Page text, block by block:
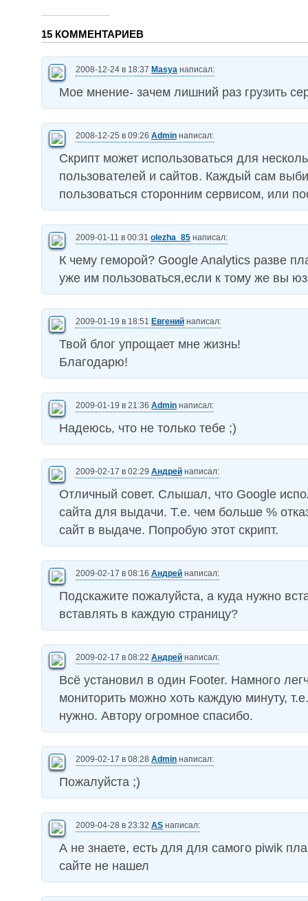
15 КОММЕНТАРИЕВ
2008-12-24 в 18:37 Masya написал:
Мое мнение- зачем лишний раз грузить
2008-12-25 в 09:26 Admin написал:
Скрипт может использоваться для
пользователей и сайтов. Каждый сам
пользоваться сторонним сервисом, или
2009-01-11 в 00:31 olezha_85 написал:
К чему геморой? Google Analytics разве
уже им пользоваться,если к тому же вы
2009-01-19 в 18:51 Евгений написал:
Твой блог упрощает мне жизнь!
Благодарю!
2009-01-19 в 21:36 Admin написал:
Надеюсь, что не только тебе ;)
2009-02-17 в 02:29 Андрей написал:
Отличный совет. Слышал, что Google
сайта для выдачи. Т.е. чем больше %
сайт в выдаче. Попробую этот скрипт.
2009-02-17 в 08:16 Андрей написал:
Подскажите пожалуйста, а куда нужно
вставлять в каждую страницу?
2009-02-17 в 08:22 Андрей написал:
Всё установил в один Footer. Намного
мониторить можно хоть каждую минуту,
нужно. Автору огромное спасибо.
2009-02-17 в 08:28 Admin написал:
Пожалуйста ;)
2009-04-28 в 23:32 AS написал:
А не знаете, есть для для самого piwik
сайте не нашел